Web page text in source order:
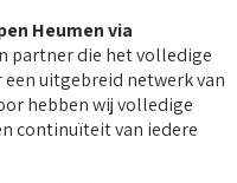
Heumen via
partner die het volledige
een uitgebreid netwerk van
hebben wij volledige
continuïteit van iedere